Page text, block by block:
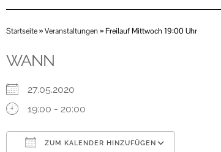
Startseite»Veranstaltungen»Freilauf Mittwoch 19:00 Uhr
WANN
27.05.2020
19:00 - 20:00
ZUM KALENDER HINZUFÜGEN